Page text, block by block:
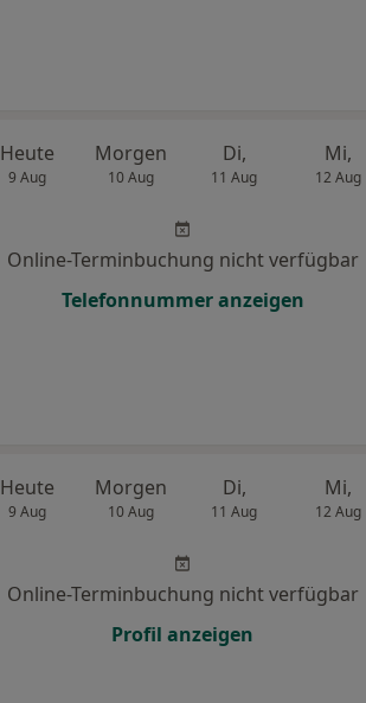
Heute
9 Aug
Morgen
10 Aug
Di,
11 Aug
Mi,
12 Aug
Online-Terminbuchung nicht verfügbar
Telefonnummer anzeigen
Heute
9 Aug
Morgen
10 Aug
Di,
11 Aug
Mi,
12 Aug
Online-Terminbuchung nicht verfügbar
Profil anzeigen